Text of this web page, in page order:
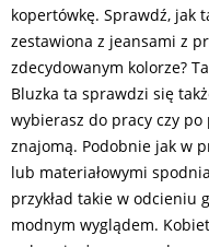
kopertówkę. Sprawdź, jak
zestawiona z jeansami z
zdecydowanym kolorze?
Bluzka ta sprawdzi się
wybierasz do pracy czy
znajomą. Podobnie jak w
lub materiałowymi
przykład takie w odcieniu
modnym wyglądem.